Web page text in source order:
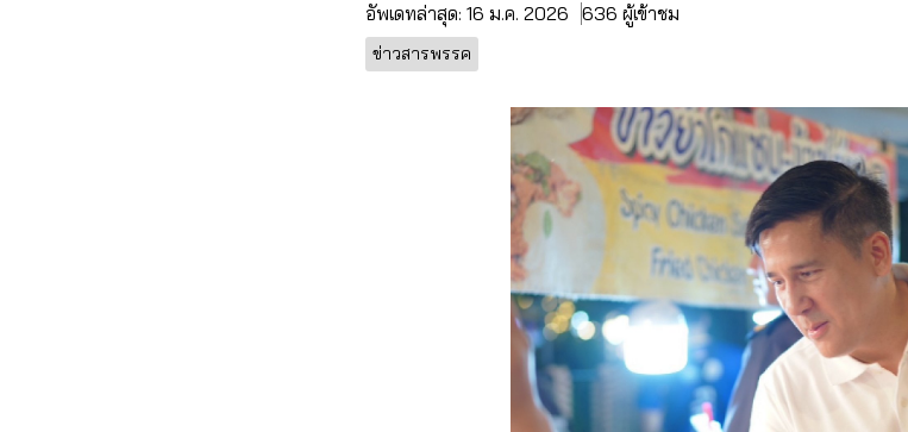
อัพเดทล่าสุด: 16 ม.ค. 2026 636 ผู้เข้าชม
ข่าวสารพรรค